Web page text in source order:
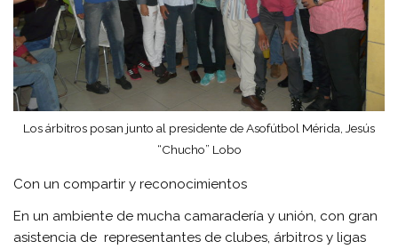
Los árbitros posan junto al presidente de Asofútbol Mérida, Jesús
“Chucho” Lobo
Con un compartir y reconocimientos
En un ambiente de mucha camaradería y unión, con gran
asistencia de representantes de clubes, árbitros y ligas